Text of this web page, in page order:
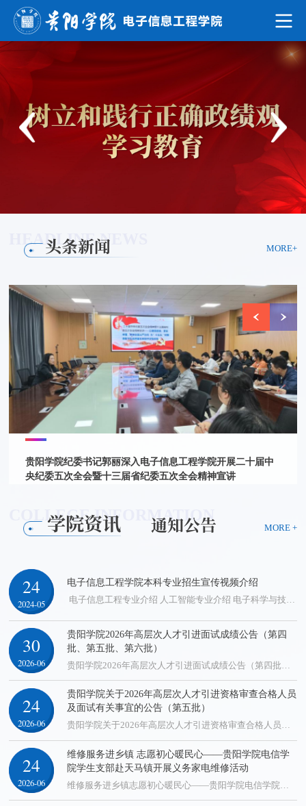
HEADLINE NEWS
头条新闻 MORE+
贵阳学院纪委书记郭丽深入电子信息工程学院开展二十届中
央纪委五次全会暨十三届省纪委五次全会精神宣讲
COLLEGE INFORMATION
学院资讯 通知公告 MORE +
24
2024-05
电子信息工程学院本科专业招生宣传视频介绍
30
2026-06
贵阳学院2026年高层次人才引进面试成绩公告​（第四
批、第五批、第六批）
24
2026-06
贵阳学院关于2026年高层次人才引进资格审查合格人员
及面试有关事宜的公告（第五批）
贵阳学院关于2026年高层次人才引进资格审查合格人员及面试有关事宜的公告（第五批）各位应聘人员：根据《贵阳学院2026年度高层次人才引进公告》精神，按照“成熟一批、面试一批、招满为止”的原则，现就本次资格审查合格人员及面试有关事宜公告如下：一、资格审查合格人员经网上报名、资格审查，现将本次资格审查合格人员名单予以公布，具体见附件1。二、面试有关安排（一）对象资格审查合格人员。（二）时间、地点和方式面试将...
24
2026-06
维修服务进乡镇 志愿初心暖民心——贵阳学院电信学
院学生支部赴天马镇开展义务家电维修活动
14
2023-03
【最新】2023年博士招聘
​ 2023年电子信息工程学院为了加强学科建设，实施人才强院战略，需要引进优秀博士。具体专业要求如下：信息与通信工程、电子科学与技术、控制科学与工程和计算机科学与技术等电子信息类相关学科专业。 联系人:王老师（校人事处） 联系电话:0851-85231948 彭老师（专业学院负责人） 联系电话：1376508905